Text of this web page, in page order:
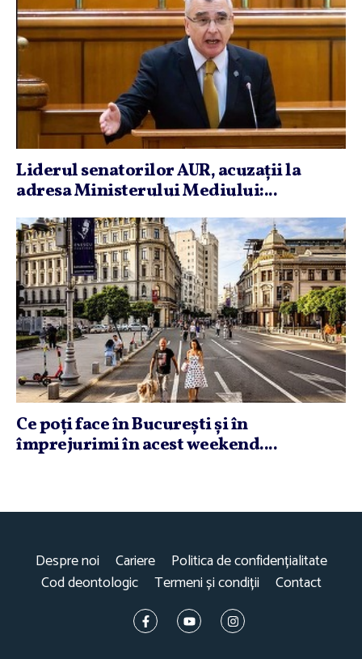
Liderul senatorilor AUR, acuzaţii la
adresa Ministerului Mediului:...
Ce poţi face în Bucureşti şi în
împrejurimi în acest weekend....
Despre noi Cariere
Politica de confidențialitate
Cod deontologic
Termeni și condiții Contact